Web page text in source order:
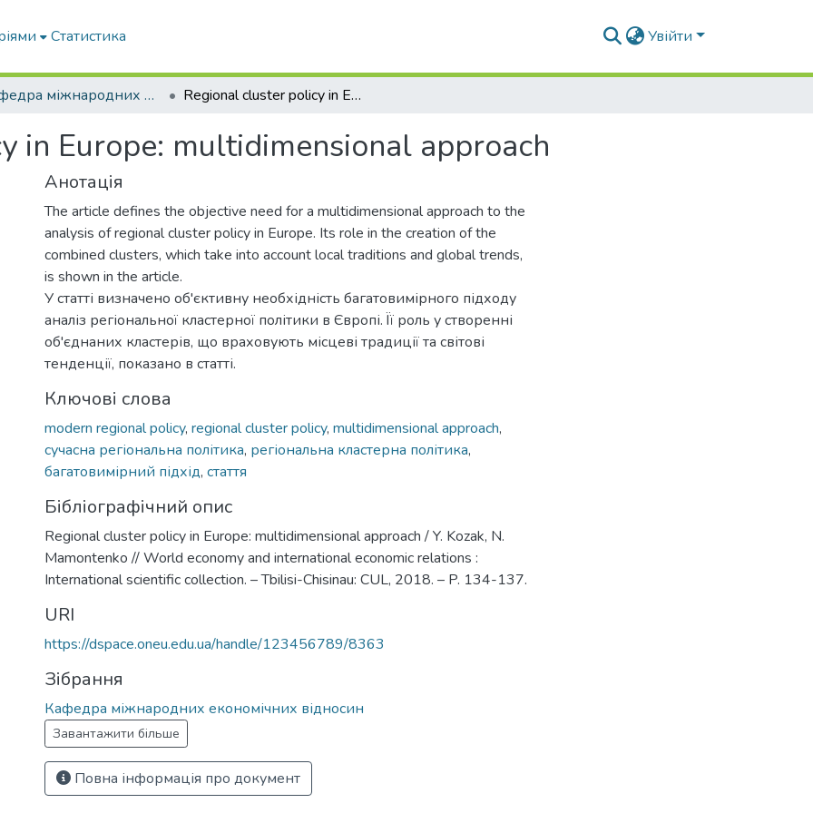
Статистика Увійти
Кафедра міжнародних економічних відносин Regional cluster policy in Europe: multidimensional approach
in Europe: multidimensional approach
Анотація
The article defines the objective need for a multidimensional approach to the
analysis of regional cluster policy in Europe. Its role in the creation of the
combined clusters, which take into account local traditions and global trends,
is shown in the article.
У статті визначено об'єктивну необхідність багатовимірного підходу
аналіз регіональної кластерної політики в Європі. Її роль у створенні
об'єднаних кластерів, що враховують місцеві традиції та світові
тенденції, показано в статті.
Ключові слова
modern regional policy, regional cluster policy, multidimensional approach,
сучасна регіональна політика, регіональна кластерна політика,
багатовимірний підхід, стаття
Бібліографічний опис
Regional cluster policy in Europe: multidimensional approach / Y. Kozak, N.
Mamontenko // World economy and international economic relations :
International scientific collection. – Tbilisi-Chisinau: CUL, 2018. – P. 134-137.
URI
https://dspace.oneu.edu.ua/handle/123456789/8363
Зібрання
Кафедра міжнародних економічних відносин
Завантажити більше
Повна інформація про документ